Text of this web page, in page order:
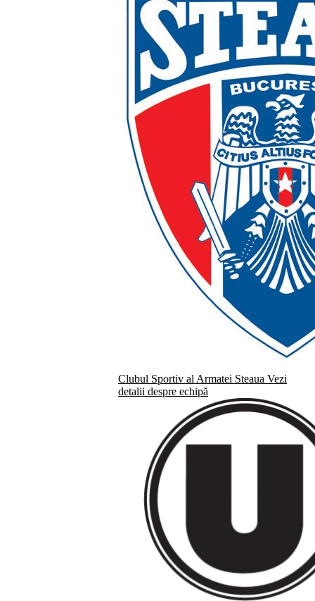
Clubul Sportiv al Armatei Steaua Vezi
detalii despre echipă